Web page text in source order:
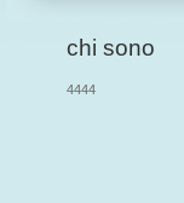
chi sono
4444